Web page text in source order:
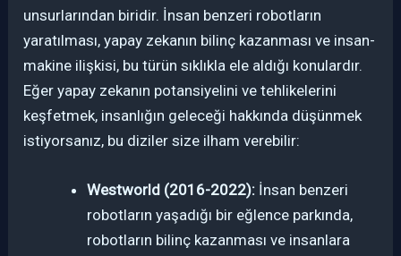
unsurlarından biridir. İnsan benzeri robotların
yaratılması, yapay zekanın bilinç kazanması ve insan-
makine ilişkisi, bu türün sıklıkla ele aldığı konulardır.
Eğer yapay zekanın potansiyelini ve tehlikelerini
keşfetmek, insanlığın geleceği hakkında düşünmek
istiyorsanız, bu diziler size ilham verebilir:
Westworld (2016-2022): İnsan benzeri
robotların yaşadığı bir eğlence parkında,
robotların bilinç kazanması ve insanlara